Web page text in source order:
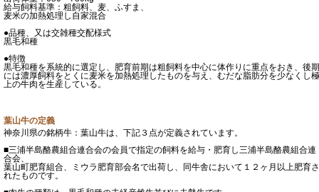
給与飼料基準：粗飼料、麦、ふすま、
麦米の加熱処理し自家混合
●品種、又は交雑種交配様式
黒毛和種
●特徴
黒毛和種を系統的に選定し、肥育前期は粗飼料を中心に体作りに重点をおき、後期
には濃厚飼料をとくに麦米を加熱処理したものを与え、むだな脂肪分を少なくし極
上の牛肉を生産している。
葉山牛の定義
神奈川県の銘柄牛：葉山牛は、下記３点が定義されています。
■三浦半島酪農組合連合会の会員で指定の飼料を給与・肥育し三浦半島酪農組合連
合会、
葉山町肥育組合、ミウラ肥育部会名で出荷し、同牛舎において１２ヶ月以上肥育さ
れたものです。